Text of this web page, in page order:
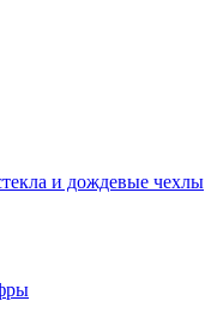
и дождевые чехлы